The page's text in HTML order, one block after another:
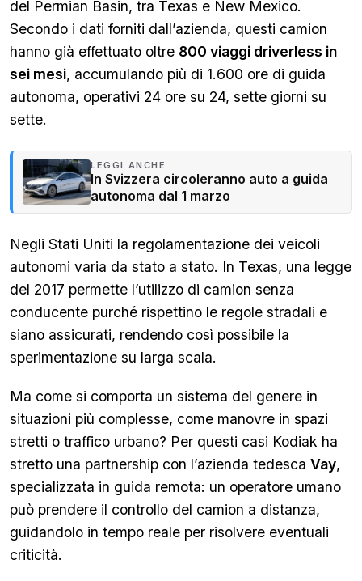
del Permian Basin, tra Texas e New Mexico.
Secondo i dati forniti dall’azienda, questi camion
hanno già effettuato oltre 800 viaggi driverless in
sei mesi, accumulando più di 1.600 ore di guida
autonoma, operativi 24 ore su 24, sette giorni su
sette.
LEGGI ANCHE
In Svizzera circoleranno auto a guida
autonoma dal 1 marzo
Negli Stati Uniti la regolamentazione dei veicoli
autonomi varia da stato a stato. In Texas, una legge
del 2017 permette l’utilizzo di camion senza
conducente purché rispettino le regole stradali e
siano assicurati, rendendo così possibile la
sperimentazione su larga scala.
Ma come si comporta un sistema del genere in
situazioni più complesse, come manovre in spazi
stretti o traffico urbano? Per questi casi Kodiak ha
stretto una partnership con l’azienda tedesca Vay,
specializzata in guida remota: un operatore umano
può prendere il controllo del camion a distanza,
guidandolo in tempo reale per risolvere eventuali
criticità.